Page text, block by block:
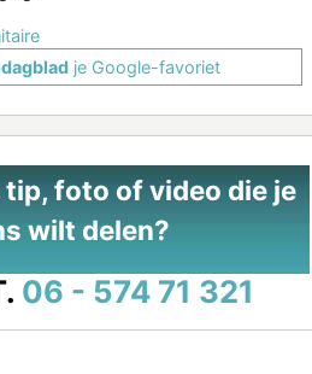
je Google-favoriet
tip, foto of video die je
wilt delen?
06 - 574 71 321